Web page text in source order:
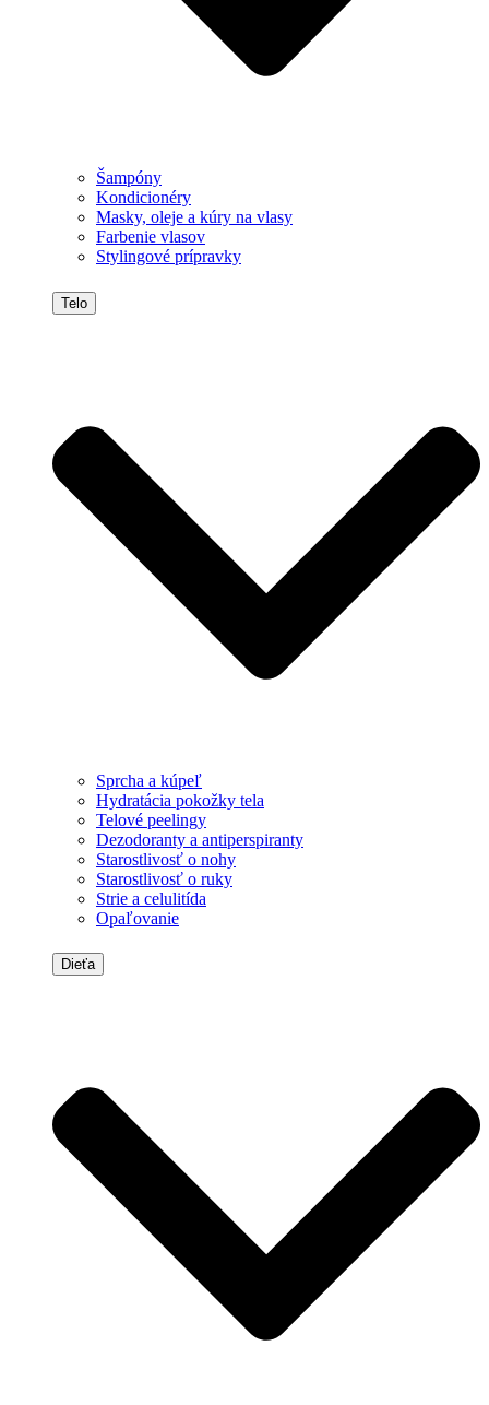
Šampóny
Kondicionéry
Masky, oleje a kúry na vlasy
Farbenie vlasov
Stylingové prípravky
Telo
Sprcha a kúpeľ
Hydratácia pokožky tela
Telové peelingy
Dezodoranty a antiperspiranty
Starostlivosť o nohy
Starostlivosť o ruky
Strie a celulitída
Opaľovanie
Dieťa